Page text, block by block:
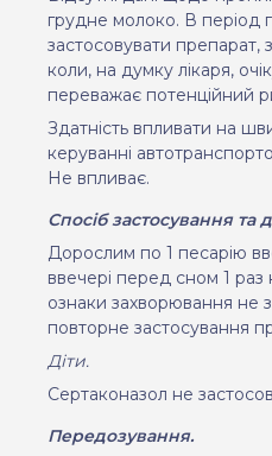
грудне молоко. В період
застосовувати препарат,
коли, на думку лікаря,
переважає потенційний
Здатність впливати на
керуванні
Не впливає.
Спосіб застосування та
Дорослим по 1 песарію
ввечері перед сном 1 раз
ознаки захворювання не
повторне застосування
Діти.
Сертаконазол не
Передозування.